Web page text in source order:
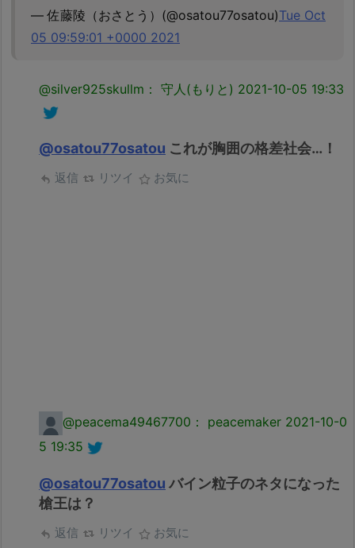
— 佐藤陵（おさとう）(@osatou77osatou)Tue Oct
05 09:59:01 +0000 2021
@silver925skullm： 守人(もりと) 2021-10-05 19:33
@osatou77osatou これが胸囲の格差社会…！
返信 リツイ お気に
@peacema49467700： peacemaker 2021-10-0
5 19:35
@osatou77osatou バイン粒子のネタになった
槍王は？
返信 リツイ お気に